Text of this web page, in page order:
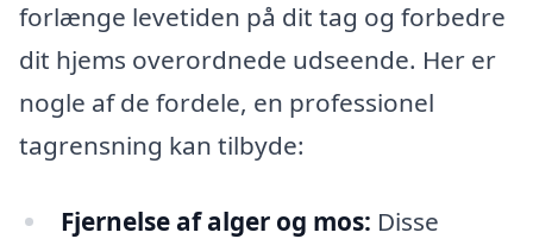
forlænge levetiden på dit tag og forbedre
dit hjems overordnede udseende. Her er
nogle af de fordele, en professionel
tagrensning kan tilbyde:
Fjernelse af alger og mos: Disse